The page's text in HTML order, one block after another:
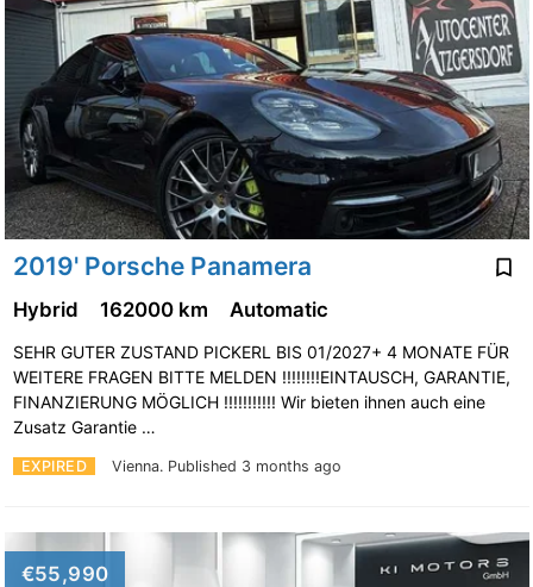
2019' Porsche Panamera
EXPIRED Vienna. Published 3 months ago
Hybrid 162000 km Automatic
SEHR GUTER ZUSTAND PICKERL BIS 01/2027+ 4 MONATE FÜR
WEITERE FRAGEN BITTE MELDEN !!!!!!!!EINTAUSCH, GARANTIE,
FINANZIERUNG MÖGLICH !!!!!!!!!!! Wir bieten ihnen auch eine
Zusatz Garantie …
€55,990